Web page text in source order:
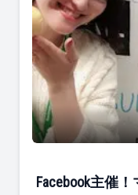
Facebook主催！
Facebook主催